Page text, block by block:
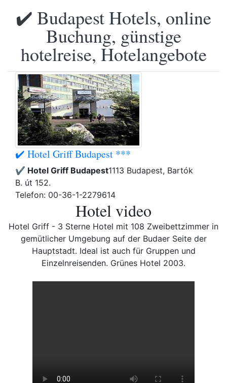
✔️ Budapest Hotels, online
Buchung, günstige
hotelreise, Hotelangebote
✔️ Hotel Griff Budapest ***
✔️ Hotel Griff Budapest1113 Budapest, Bartók
B. út 152.
Telefon: 00-36-1-2279614
Hotel video
Hotel Griff - 3 Sterne Hotel mit 108 Zweibettzimmer in
gemütlicher Umgebung auf der Budaer Seite der
Hauptstadt. Ideal ist auch für Gruppen und
Einzelnreisenden. Grünes Hotel 2003.